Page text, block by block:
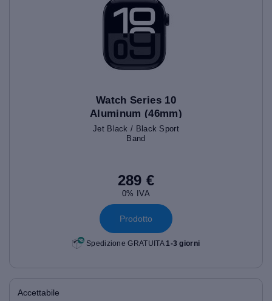
Watch Series 10
Aluminum (46mm)
Jet Black / Black Sport
Band
289 €
0% IVA
Prodotto
Spedizione GRATUITA1-3 giorni
Accettabile